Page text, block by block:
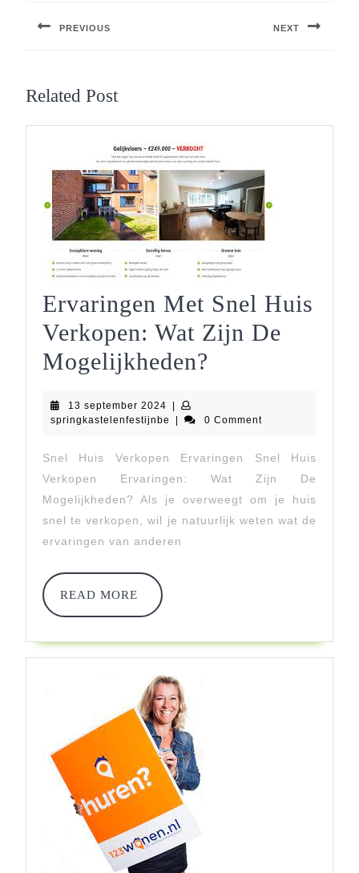
PREVIOUS NEXT
Related Post
Ervaringen Met Snel Huis
Verkopen: Wat Zijn De
Mogelijkheden?
Snel
Huis
Verkopen:
Wat
Zijn
13 september 2024 13
september
|
springkastelenfestijnbe springkastelenfestijnbe
| 0 Comment
Snel Huis Verkopen Ervaringen Snel Huis
Verkopen Ervaringen: Wat Zijn De
Mogelijkheden? Als je overweegt om je huis
snel te verkopen, wil je natuurlijk weten wat de
ervaringen van anderen
READ MORE
READ
MORE